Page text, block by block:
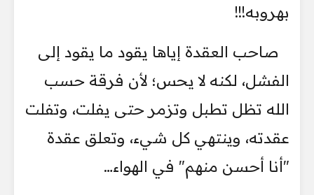
بهروبه!!!
صاحب العقدة إياها يقود ما يقود إلى
الفشل، لكنه لا يحس؛ لأن فرقة حسب
الله تظل تطبل وتزمر حتى يفلت، وتفلت
عقدته، وينتهي كل شيء، وتعلق عقدة
"أنا أحسن منهم" في الهواء…